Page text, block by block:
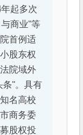
起多次
商业"等
首例适
股东权
院域外
条"。具有
名高校
商务委
股权投